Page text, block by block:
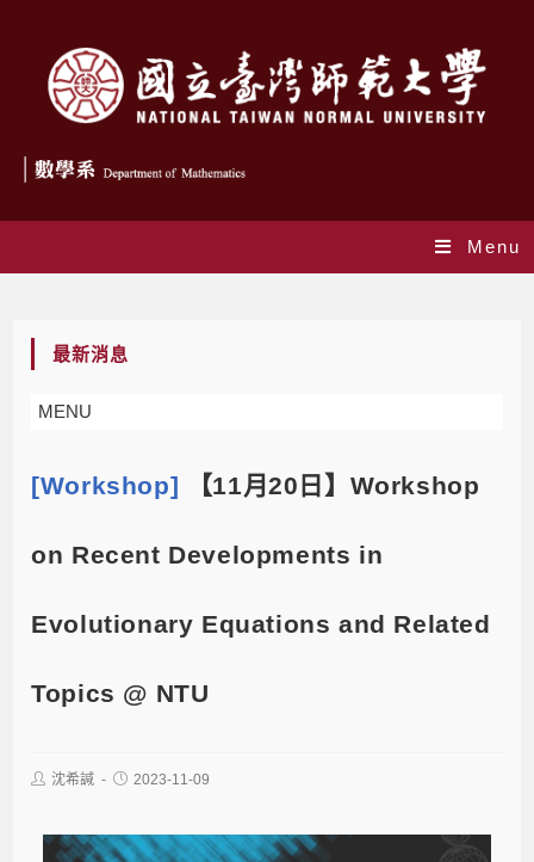
Menu
最新消息
MENU
[Workshop] 【11月20日】Workshop
on Recent Developments in
Evolutionary Equations and Related
Topics @ NTU
沈希諴 2023-11-09